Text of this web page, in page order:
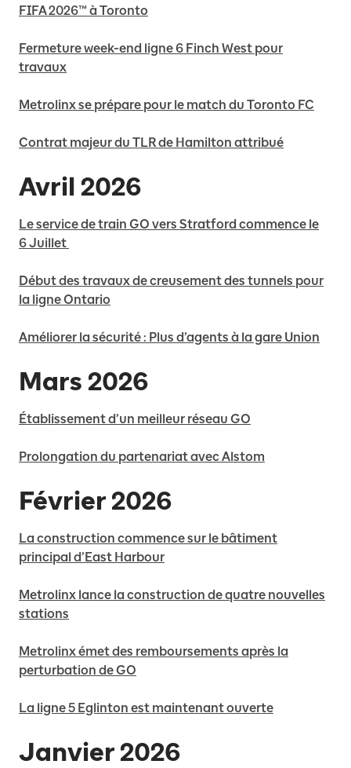
FIFA 2026™ à Toronto
Fermeture week-end ligne 6 Finch West pour
travaux
Metrolinx se prépare pour le match du Toronto FC
Contrat majeur du TLR de Hamilton attribué
Avril 2026
Le service de train GO vers Stratford commence le
6 Juillet
Début des travaux de creusement des tunnels pour
la ligne Ontario
Améliorer la sécurité : Plus d’agents à la gare Union
Mars 2026
Établissement d’un meilleur réseau GO
Prolongation du partenariat avec Alstom
Février 2026
La construction commence sur le bâtiment
principal d’East Harbour
Metrolinx lance la construction de quatre nouvelles
stations
Metrolinx émet des remboursements après la
perturbation de GO
La ligne 5 Eglinton est maintenant ouverte
Janvier 2026